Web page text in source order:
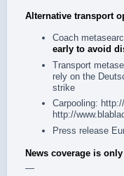
Alternative transport
Coach
early to avoid
Transport
rely on the
strike
Carpooling:
http://
Press release
News coverage is only
—